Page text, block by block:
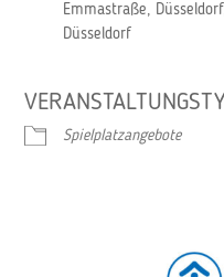
Emmastraße,
Düsseldorf
Spielplatzangebote